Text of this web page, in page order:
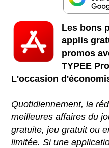
Les bons
applis
promos
TYPEE
L'occasion
Quotidiennement, la
meilleures affaires du
gratuite, jeu gratuit ou
limitée. Si une